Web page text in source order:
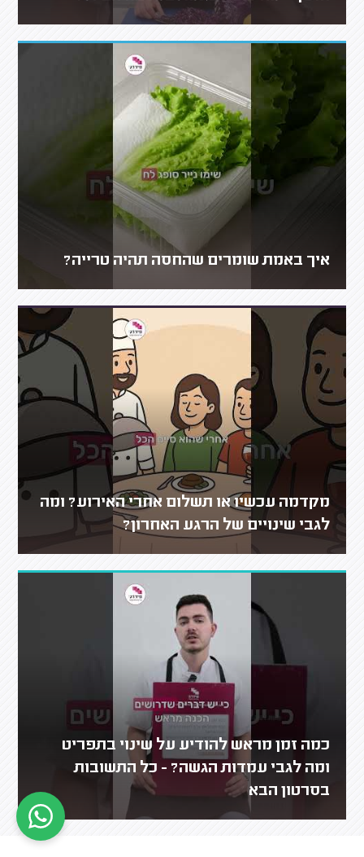
איך באמת שומרים שהחסה תהיה טרייה?
מקדמה עכשיו או תשלום אחרי האירוע? ומה
לגבי שינויים של הרגע האחרון?
כמה זמן מראש להודיע על שינוי בתפריט
ומה לגבי עמדות הגשה? - כל התשובות
בסרטון הבא